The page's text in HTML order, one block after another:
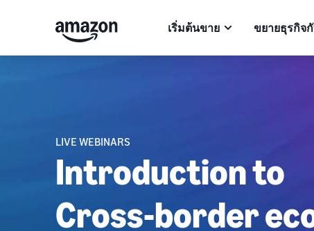
เริ่มต้นขาย ขยายธุรกิจกั
LIVE WEBINARS
Introduction to
Cross-border